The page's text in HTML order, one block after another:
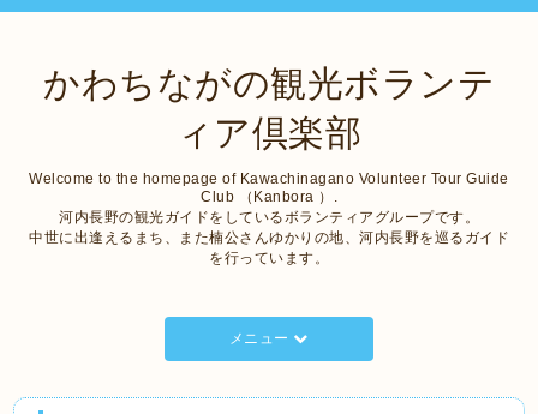
かわちながの観光ボランテ
ィア倶楽部
Welcome to the homepage of Kawachinagano Volunteer Tour Guide
Club （Kanbora ）.
河内長野の観光ガイドをしているボランティアグループです。
中世に出逢えるまち、また楠公さんゆかりの地、河内長野を巡るガイド
を行っています。
メニュー